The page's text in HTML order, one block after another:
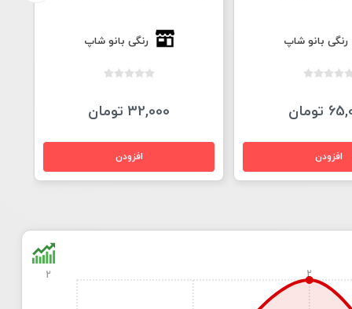
رنگی بانو شاپ
تومان
رنگی بانو شاپ
32,000 تومان
2
2